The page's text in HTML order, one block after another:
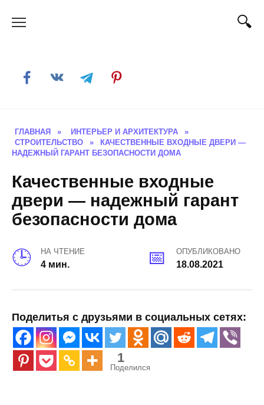
ГЛАВНАЯ » ИНТЕРЬЕР И АРХИТЕКТУРА
»
СТРОИТЕЛЬСТВО
»
КАЧЕСТВЕННЫЕ ВХОДНЫЕ ДВЕРИ —
НАДЕЖНЫЙ ГАРАНТ БЕЗОПАСНОСТИ ДОМА
Качественные входные
двери — надежный гарант
безопасности дома
НА ЧТЕНИЕ
4 мин.
ОПУБЛИКОВАНО
18.08.2021
Поделитья с друзьями в социальных сетях:
1
Поделился